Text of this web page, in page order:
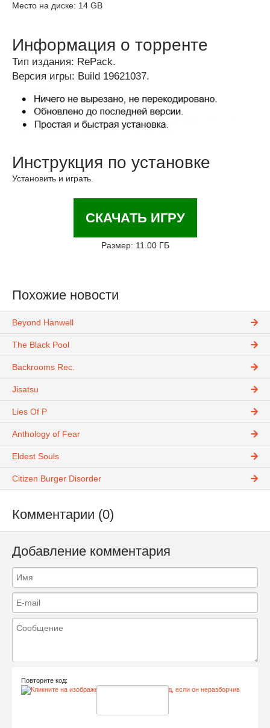
Место на диске: 14 GB
Информация о торренте
Тип издания: RePack.
Версия игры: Build 19621037.
Инструкция по установке
Установить и играть.
СКАЧАТЬ ИГРУ
Размер: 11.00 ГБ
Похожие новости
Beyond Hanwell
The Black Pool
Backrooms Rec.
Jisatsu
Lies Of P
Anthology of Fear
Eldest Souls
Citizen Burger Disorder
Комментарии (0)
Добавление комментария
Повторите код: